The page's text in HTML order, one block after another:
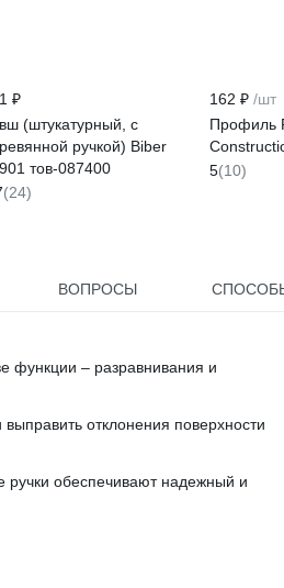
₽
(штукатурный, с
ручкой) Biber
тов-087400
(24)
162 ₽ /шт
Профиль
5(10)
ВОПРОСЫ
функции – разравнивания и
отклонения поверхности
ручки обеспечивают надежный и